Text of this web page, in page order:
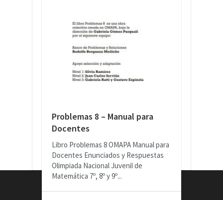
Problemas 8 – Manual para
Docentes
Libro Problemas 8 OMAPA Manual para
Docentes Enunciados y Respuestas
Olimpiada Nacional Juvenil de
Matemática 7º, 8º y 9º...